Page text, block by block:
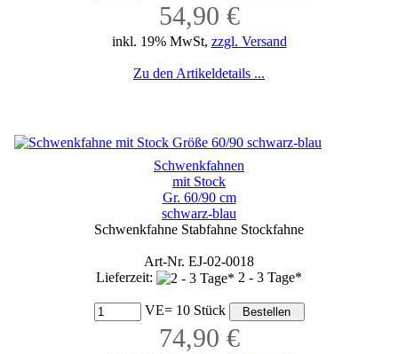
54,90 €
inkl. 19% MwSt, zzgl. Versand
Zu den Artikeldetails ...
Schwenkfahnen
mit Stock
Gr. 60/90 cm
schwarz-blau
Schwenkfahne Stabfahne Stockfahne
Art-Nr. EJ-02-0018
Lieferzeit:
2 - 3 Tage*
VE= 10 Stück
74,90 €